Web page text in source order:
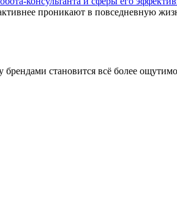
проникают в повседневную
становится всё более